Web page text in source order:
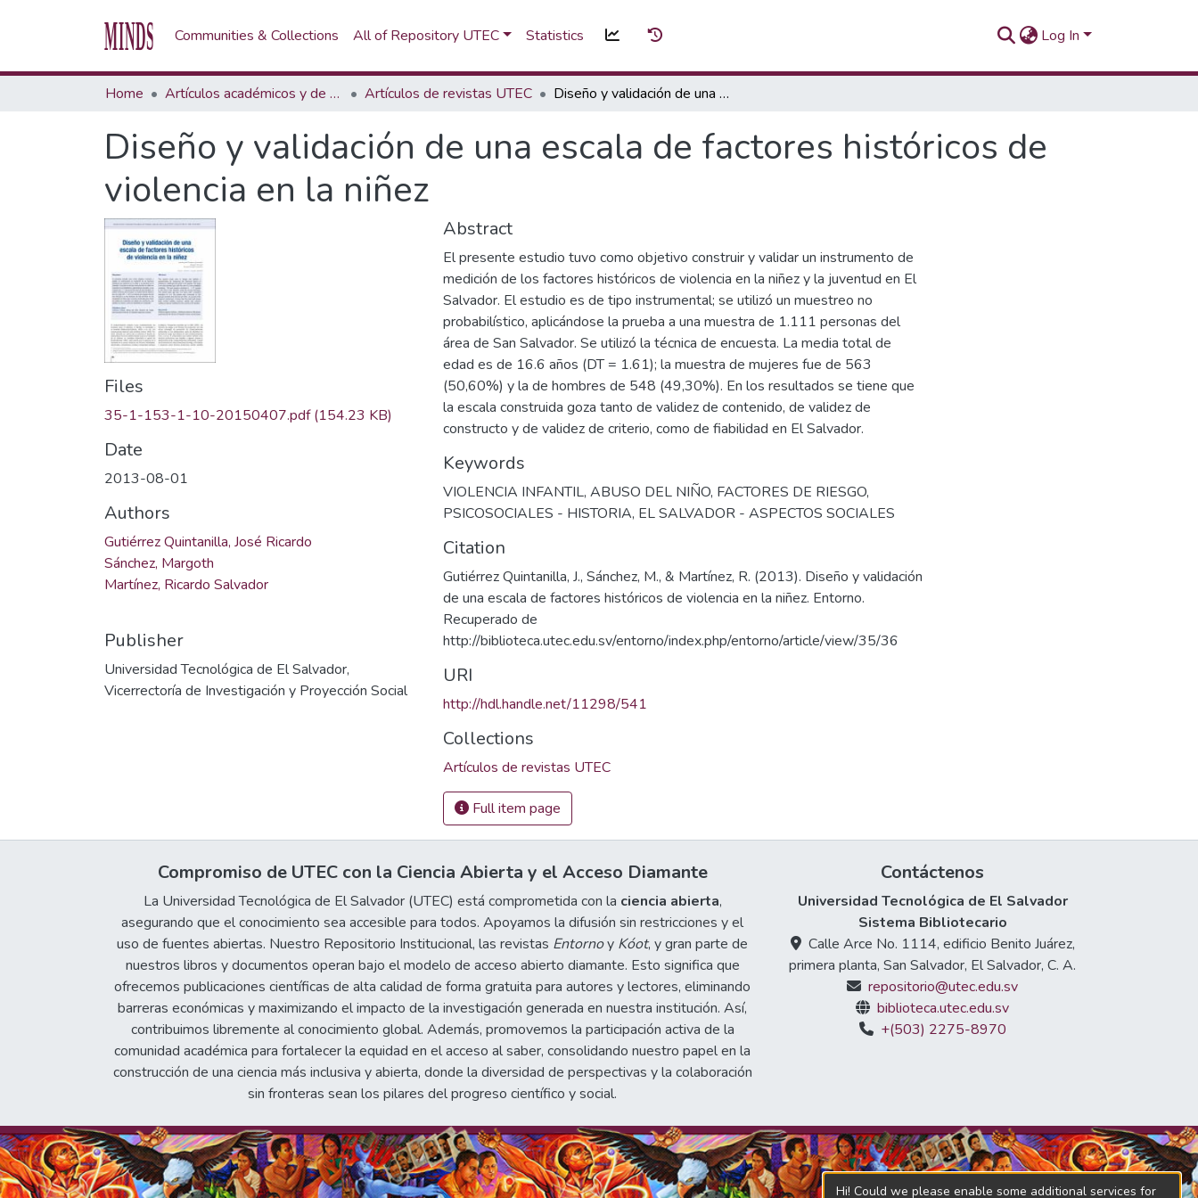
Communities & Collections All of Repository UTEC Statistics Log In
Home Artículos académicos y de opinión Artículos de revistas UTEC Diseño y validación de una escala de factores históricos de violencia en la niñez
Diseño y validación de una escala de factores históricos de
violencia en la niñez
Files
35-1-153-1-10-20150407.pdf(154.23 KB)
Date
2013-08-01
Authors
Gutiérrez Quintanilla, José Ricardo
Sánchez, Margoth
Martínez, Ricardo Salvador
Publisher
Universidad Tecnológica de El Salvador,
Vicerrectoría de Investigación y Proyección Social
Abstract
El presente estudio tuvo como objetivo construir y validar un instrumento de
medición de los factores históricos de violencia en la niñez y la juventud en El
Salvador. El estudio es de tipo instrumental; se utilizó un muestreo no
probabilístico, aplicándose la prueba a una muestra de 1.111 personas del
área de San Salvador. Se utilizó la técnica de encuesta. La media total de
edad es de 16.6 años (DT = 1.61); la muestra de mujeres fue de 563
(50,60%) y la de hombres de 548 (49,30%). En los resultados se tiene que
la escala construida goza tanto de validez de contenido, de validez de
constructo y de validez de criterio, como de fiabilidad en El Salvador.
Keywords
VIOLENCIA INFANTIL, ABUSO DEL NIÑO, FACTORES DE RIESGO,
PSICOSOCIALES - HISTORIA, EL SALVADOR - ASPECTOS SOCIALES
Citation
Gutiérrez Quintanilla, J., Sánchez, M., & Martínez, R. (2013). Diseño y validación
de una escala de factores históricos de violencia en la niñez. Entorno.
Recuperado de
http://biblioteca.utec.edu.sv/entorno/index.php/entorno/article/view/35/36
URI
http://hdl.handle.net/11298/541
Collections
Artículos de revistas UTEC
Full item page
Compromiso de UTEC con la Ciencia Abierta y el Acceso Diamante
La Universidad Tecnológica de El Salvador (UTEC) está comprometida con la ciencia abierta,
asegurando que el conocimiento sea accesible para todos. Apoyamos la difusión sin restricciones y el
uso de fuentes abiertas. Nuestro Repositorio Institucional, las revistas Entornoy Kóot, y gran parte de
nuestros libros y documentos operan bajo el modelo de acceso abierto diamante. Esto significa que
ofrecemos publicaciones científicas de alta calidad de forma gratuita para autores y lectores, eliminando
barreras económicas y maximizando el impacto de la investigación generada en nuestra institución. Así,
contribuimos libremente al conocimiento global. Además, promovemos la participación activa de la
comunidad académica para fortalecer la equidad en el acceso al saber, consolidando nuestro papel en la
construcción de una ciencia más inclusiva y abierta, donde la diversidad de perspectivas y la colaboración
sin fronteras sean los pilares del progreso científico y social.
Contáctenos
Universidad Tecnológica de El Salvador
Sistema Bibliotecario
Calle Arce No. 1114, edificio Benito Juárez,
primera planta, San Salvador, El Salvador, C. A.
repositorio@utec.edu.sv
biblioteca.utec.edu.sv
+(503) 2275-8970
Hi! Could we please enable some additional services for